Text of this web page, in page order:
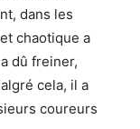
dans les
chaotique a
dû freiner,
cela, il a
coureurs